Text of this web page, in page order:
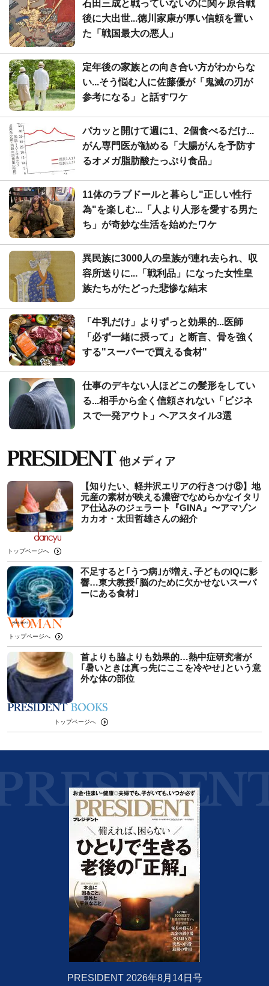
石田三成と戦っていないのに関ヶ原合戦
後に大出世...徳川家康が厚い信頼を置い
た「戦国最大の悪人」
定年後の家族との向き合い方がわからな
い...そう悩む人に佐藤優が「鬼滅の刃が
参考になる」と話すワケ
パカッと開けて週に1、2個食べるだけ...
がん専門医が勧める「大腸がんを予防す
るオメガ脂肪酸たっぷり食品」
11体のラブドールと暮らし"正しい性行
為"を楽しむ...「人より人形を愛する男た
ち」が奇妙な生活を始めたワケ
異民族に3000人の皇族が連れ去られ、収
容所送りに...「戦利品」になった女性皇
族たちがたどった悲惨な結末
「牛乳だけ」よりずっと効果的...医師
「必ず一緒に摂って」と断言、骨を強く
する"スーパーで買える食材"
仕事のデキない人ほどこの髪形をしてい
る...相手から全く信頼されない「ビジネ
スで一発アウト」ヘアスタイル3選
【知りたい、軽井沢エリアの行きつけ⑧】地
元産の素材が映える濃密でなめらかなイタリ
ア仕込みのジェラート『GINA』〜アマゾン
カカオ・太田哲雄さんの紹介
トップページへ
不足すると｢うつ病｣が増え､子どものIQに影
響…東大教授｢脳のために欠かせないスーパ
ーにある食材｣
トップページへ
首よりも脇よりも効果的…熱中症研究者が
｢暑いときは真っ先にここを冷やせ｣という意
外な体の部位
トップページへ
PRESIDENT 2026年8月14日号